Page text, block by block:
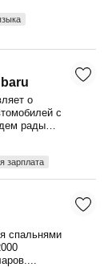
о
с
рады
зарплата
спальнями